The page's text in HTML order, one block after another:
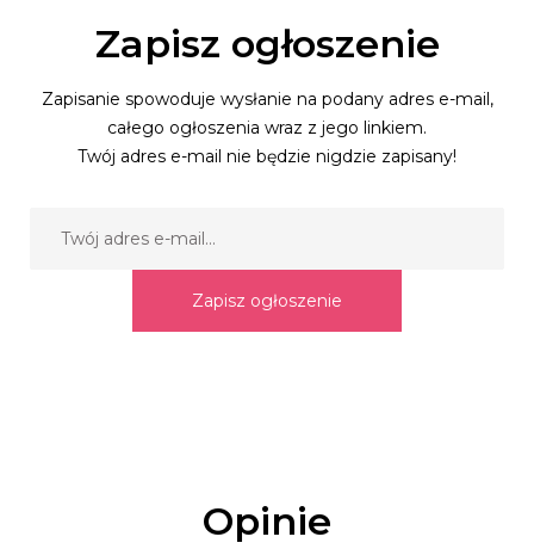
Zapisz ogłoszenie
Zapisanie spowoduje wysłanie na podany adres e-mail,
całego ogłoszenia wraz z jego linkiem.
Twój adres e-mail nie będzie nigdzie zapisany!
Zapisz ogłoszenie
Opinie